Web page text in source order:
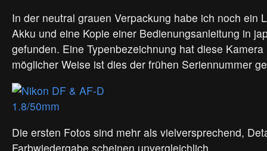
In der neutral grauen Verpackung habe ich noch ein
Akku und eine Kopie einer Bedienungsanleitung in
gefunden. Eine Typenbezeichnung hat diese
möglicher Weise ist dies der frühen Seriennummer
Die ersten Fotos sind mehr als vielversprechend,
Farbwiedergabe scheinen unvergleichlich.